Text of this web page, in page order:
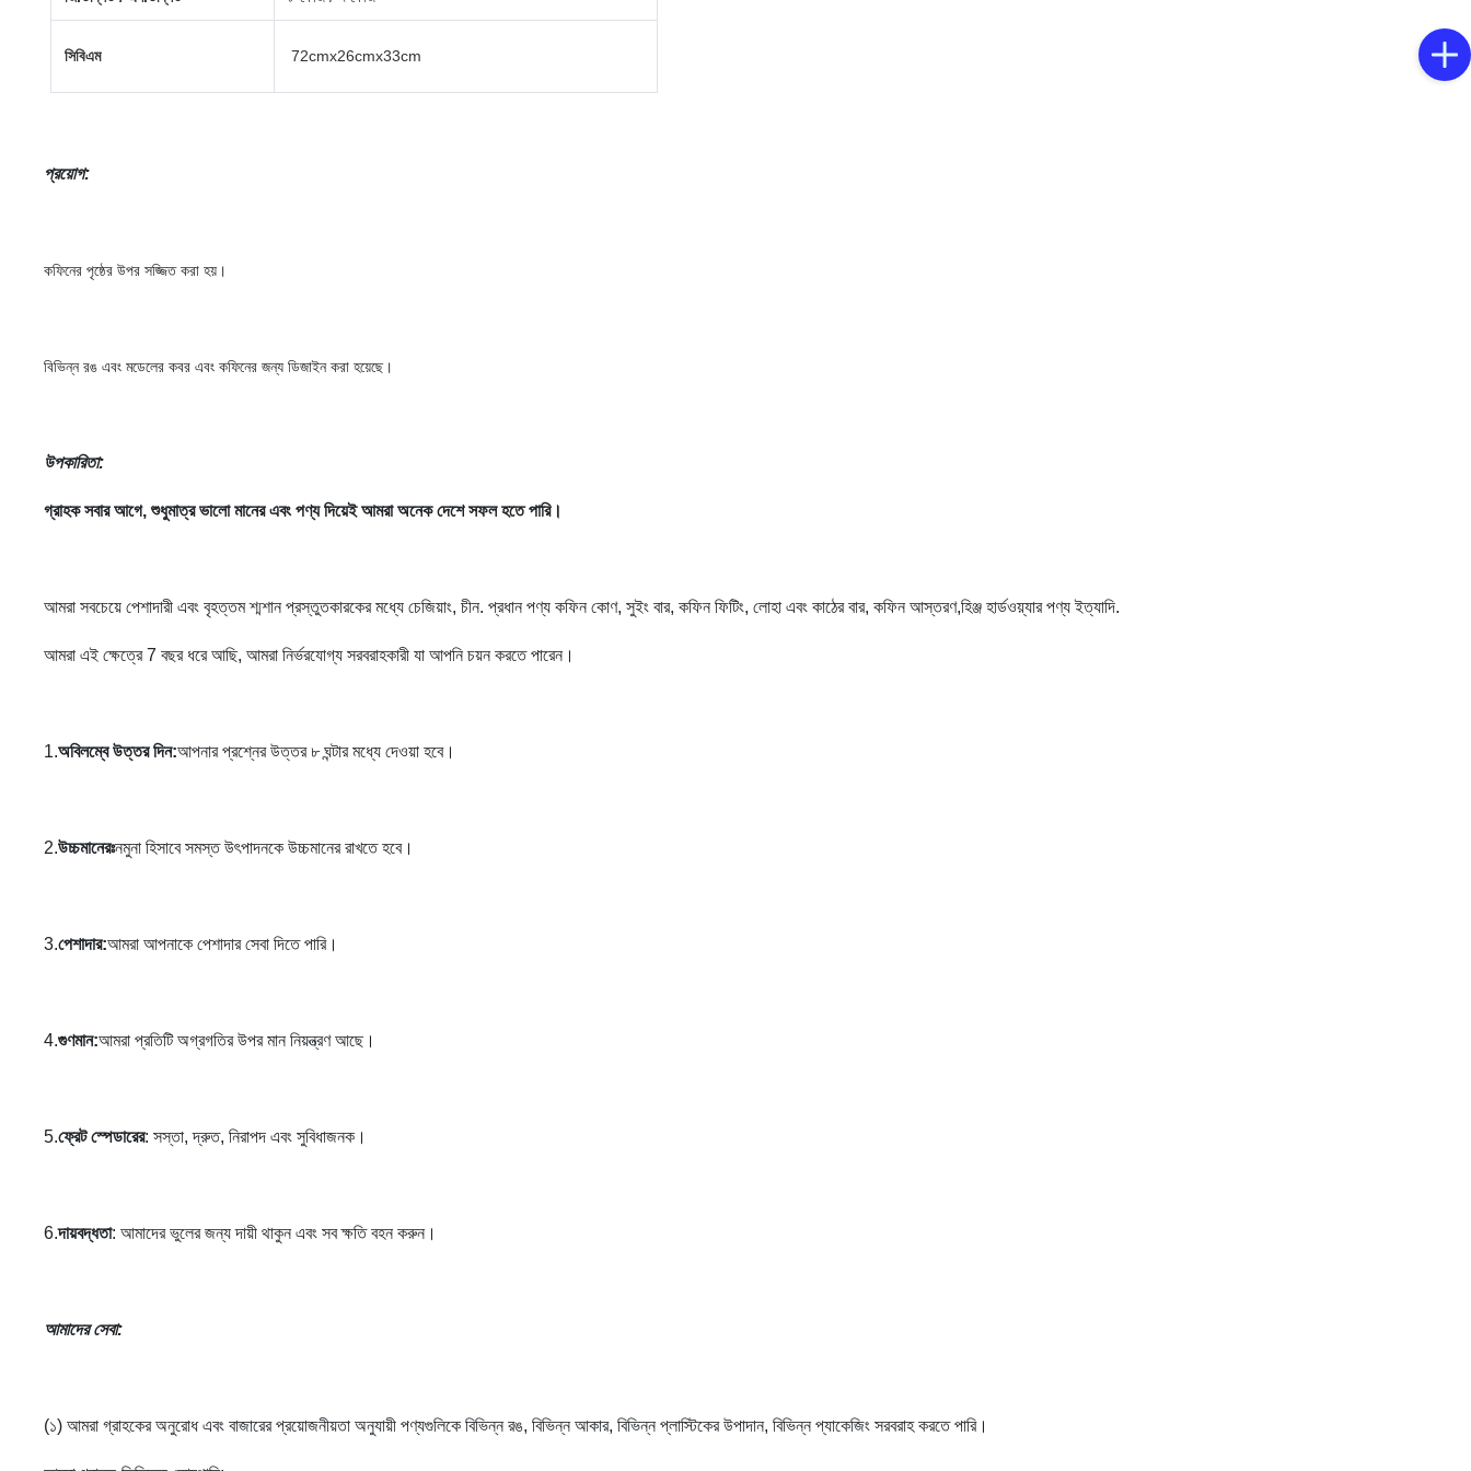
সিবিএম 72cmx26cmx33cm
প্রয়োগ:
কফিনের পৃষ্ঠের উপর সজ্জিত করা হয়।
বিভিন্ন রঙ এবং মডেলের কবর এবং কফিনের জন্য ডিজাইন করা হয়েছে।
উপকারিতা:
গ্রাহক সবার আগে, শুধুমাত্র ভালো মানের এবং পণ্য দিয়েই আমরা অনেক দেশে সফল হতে পারি।
আমরা সবচেয়ে পেশাদারী এবং বৃহত্তম শ্মশান প্রস্তুতকারকের মধ্যে চেজিয়াং, চীন. প্রধান পণ্য কফিন কোণ, সুইং বার, কফিন ফিটিং, লোহা এবং কাঠের বার, কফিন আস্তরণ,হিঞ্জ হার্ডওয়্যার পণ্য ইত্যাদি.
আমরা এই ক্ষেত্রে 7 বছর ধরে আছি, আমরা নির্ভরযোগ্য সরবরাহকারী যা আপনি চয়ন করতে পারেন।
1.অবিলম্বে উত্তর দিন:আপনার প্রশ্নের উত্তর ৮ ঘন্টার মধ্যে দেওয়া হবে।
2.উচ্চমানেরঃনমুনা হিসাবে সমস্ত উৎপাদনকে উচ্চমানের রাখতে হবে।
3.পেশাদার:আমরা আপনাকে পেশাদার সেবা দিতে পারি।
4.গুণমান:আমরা প্রতিটি অগ্রগতির উপর মান নিয়ন্ত্রণ আছে।
5.ফ্রেট স্পেডারের: সস্তা, দ্রুত, নিরাপদ এবং সুবিধাজনক।
6.দায়বদ্ধতা: আমাদের ভুলের জন্য দায়ী থাকুন এবং সব ক্ষতি বহন করুন।
আমাদের সেবা:
(১) আমরা গ্রাহকের অনুরোধ এবং বাজারের প্রয়োজনীয়তা অনুযায়ী পণ্যগুলিকে বিভিন্ন রঙ, বিভিন্ন আকার, বিভিন্ন প্লাস্টিকের উপাদান, বিভিন্ন প্যাকেজিং সরবরাহ করতে পারি।